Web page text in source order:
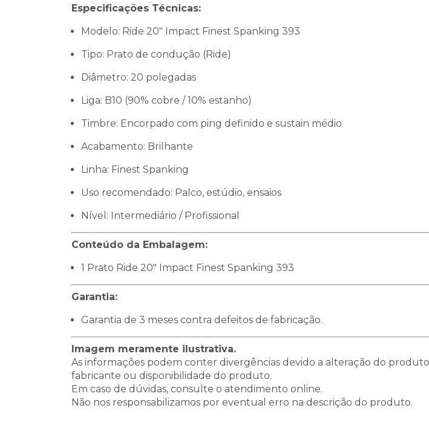
Especificações Técnicas:
Modelo: Ride 20" Impact Finest Spanking 393
Tipo: Prato de condução (Ride)
Diâmetro: 20 polegadas
Liga: B10 (90% cobre / 10% estanho)
Timbre: Encorpado com ping definido e sustain médio
Acabamento: Brilhante
Linha: Finest Spanking
Uso recomendado: Palco, estúdio, ensaios
Nível: Intermediário / Profissional
Conteúdo da Embalagem:
1 Prato Ride 20" Impact Finest Spanking 393
Garantia:
Garantia de 3 meses contra defeitos de fabricação.
Imagem meramente ilustrativa.
As informações podem conter divergências devido a alteração do
fabricante ou disponibilidade do produto.
Em caso de dúvidas, consulte o atendimento online.
Não nos responsabilizamos por eventual erro na descrição do produto.